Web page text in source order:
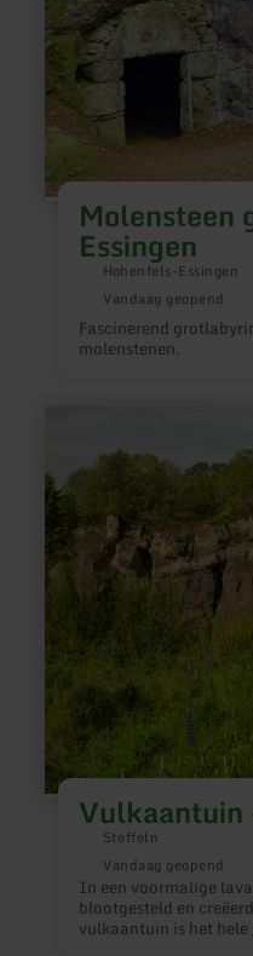
Molensteen
Essingen
Hohenfels-Essingen
Vandaag geopend
Fascinerend
molenstenen.
Steffeln
Vandaag geopend
In een voormalige
blootgesteld en
vulkaantuin is het
Vulkaantuin
-
Steffeln